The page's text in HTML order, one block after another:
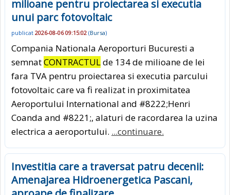
milioane pentru proiectarea si executia
unui parc fotovoltaic
publicat 2026-08-06 09:15:02 (Bursa)
Compania Nationala Aeroporturi Bucuresti a
semnatCONTRACTULde 134 de milioane de lei
fara TVA pentru proiectarea si executia parcului
fotovoltaic care va fi realizat in proximitatea
Aeroportului International and #8222;Henri
Coanda and #8221;, alaturi de racordarea la uzina
electrica a aeroportului. ...continuare.
Investitia care a traversat patru decenii:
Amenajarea Hidroenergetica Pascani,